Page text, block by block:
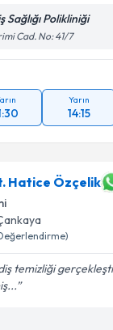
Sağlığı Polikliniği
Cad. No: 41/7
Yarın
14:15
Hatice Özçelik
temizliği